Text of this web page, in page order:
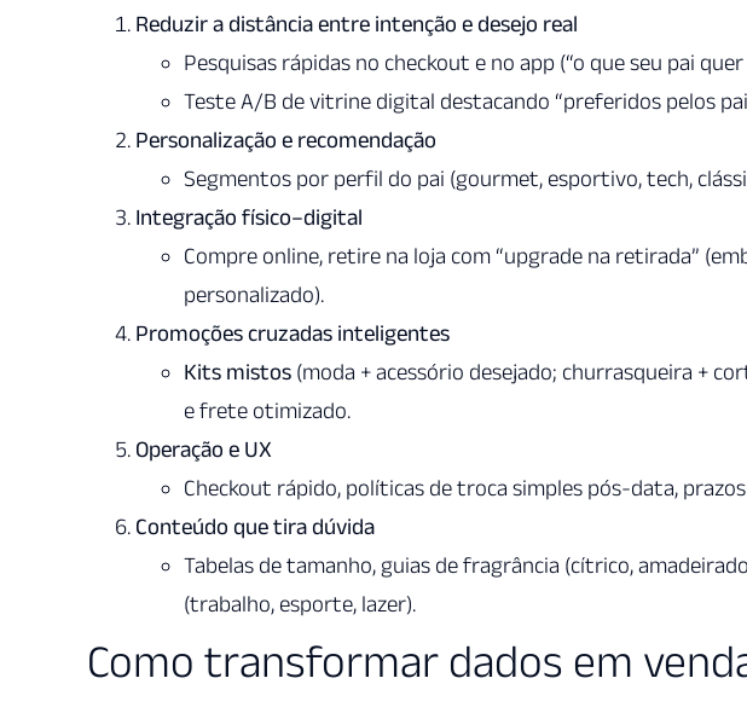
Reduzir a distância entre intenção e desejo real
Pesquisas rápidas no checkout e no app (“o que seu pai quer
Teste A/B de vitrine digital destacando “preferidos pelos
Personalização e recomendação
Segmentos por perfil do pai (gourmet, esportivo, tech,
Integração físico–digital
Compre online, retire na loja com “upgrade na retirada”
personalizado).
Promoções cruzadas inteligentes
Kits mistos (moda + acessório desejado; churrasqueira +
e frete otimizado.
Operação e UX
Checkout rápido, políticas de troca simples pós-data,
Conteúdo que tira dúvida
Tabelas de tamanho, guias de fragrância (cítrico,
(trabalho, esporte, lazer).
Como transformar dados em